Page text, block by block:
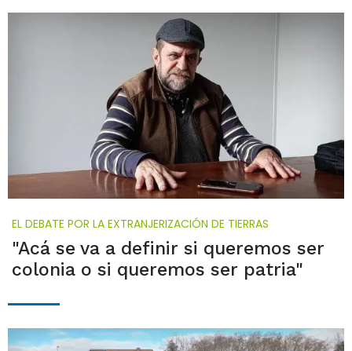
EL DEBATE POR LA EXTRANJERIZACIÓN DE TIERRAS
"Acá se va a definir si queremos ser
colonia o si queremos ser patria"